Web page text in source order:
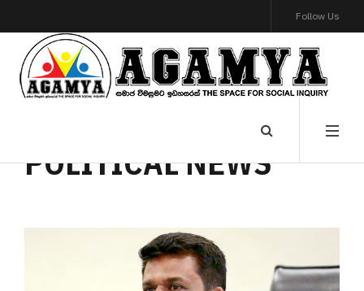
Follow Us
POLITICAL NEWS